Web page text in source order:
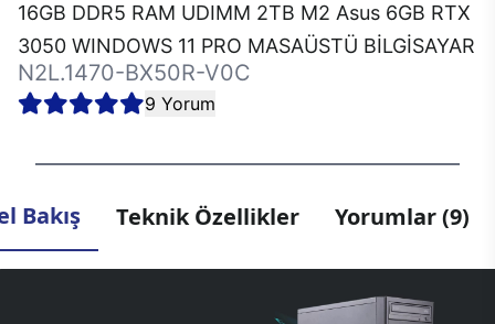
16GB DDR5 RAM UDIMM 2TB M2 Asus 6GB RTX
3050 WINDOWS 11 PRO MASAÜSTÜ BİLGİSAYAR
N2L.1470-BX50R-V0C
9 Yorum
Bakış Teknik Özellikler Yorumlar (9)